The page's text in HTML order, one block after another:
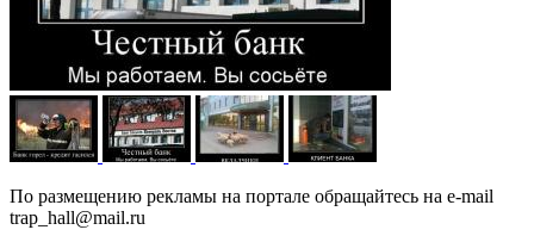
По размещению рекламы на портале обращайтесь на e-mail
trap_hall@mail.ru